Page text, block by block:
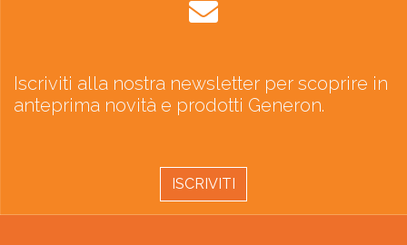
Iscriviti alla nostra newsletter per scoprire in
anteprima novità e prodotti Generon.
ISCRIVITI